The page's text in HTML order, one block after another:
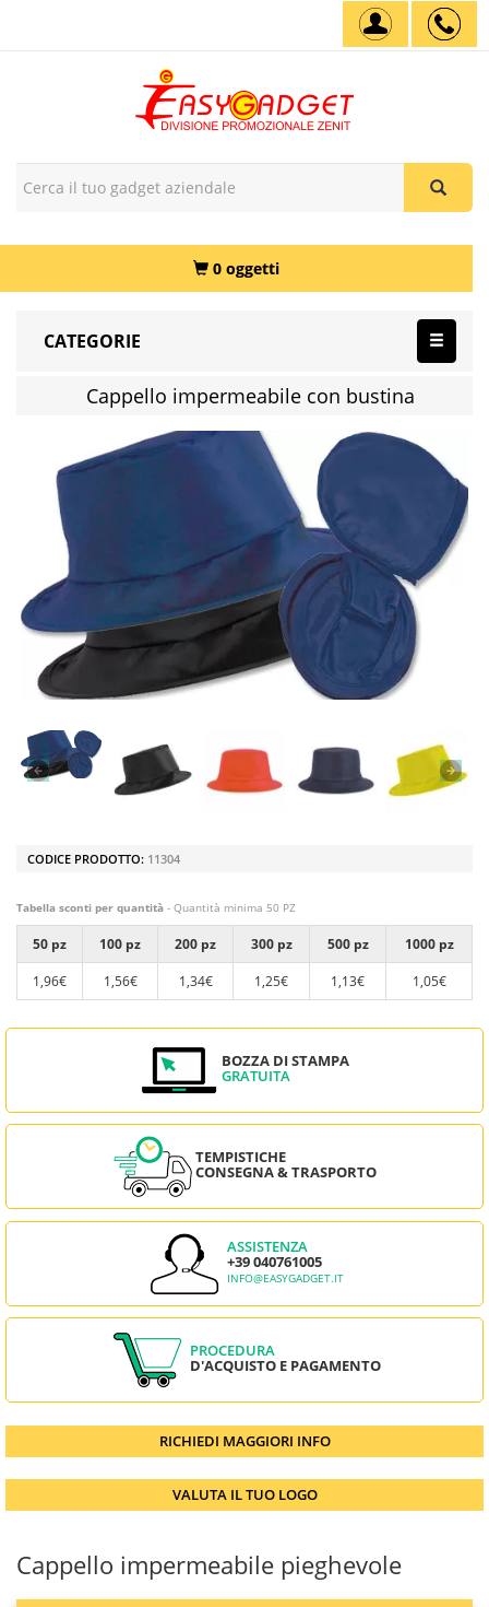
0 oggetti
CATEGORIE
Cappello impermeabile con bustina
CODICE PRODOTTO: 11304
Tabella sconti per quantità - Quantità minima 50 PZ
50 pz 100 pz 200 pz 300 pz 500 pz
1000 pz
1,96€
1,56€ 1,34€ 1,25€ 1,13€ 1,05€
BOZZA DI STAMPA
GRATUITA
TEMPISTICHE
CONSEGNA & TRASPORTO
ASSISTENZA
+39 040761005
INFO@EASYGADGET.IT
PROCEDURA
D'ACQUISTO E PAGAMENTO
RICHIEDI MAGGIORI INFO
VALUTA IL TUO LOGO
Cappello impermeabile pieghevole